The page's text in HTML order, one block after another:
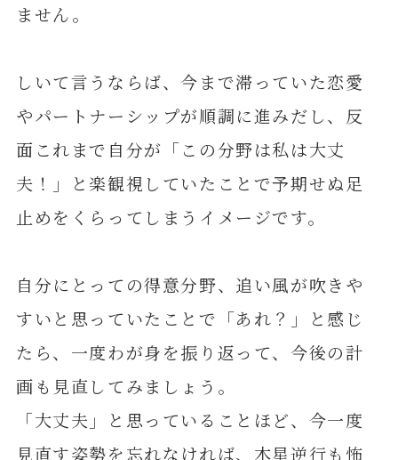
ません。
しいて言うならば、今まで滞っていた恋愛
やパートナーシップが順調に進みだし、反
面これまで自分が「この分野は私は大丈
夫！」と楽観視していたことで予期せぬ足
止めをくらってしまうイメージです。
自分にとっての得意分野、追い風が吹きや
すいと思っていたことで「あれ？」と感じ
たら、一度わが身を振り返って、今後の計
画も見直してみましょう。
「大丈夫」と思っていることほど、今一度
見直す姿勢を忘れなければ、木星逆行も怖